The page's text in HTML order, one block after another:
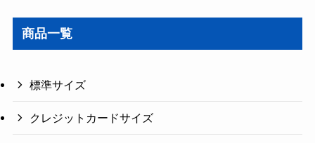
商品一覧
標準サイズ
クレジットカードサイズ